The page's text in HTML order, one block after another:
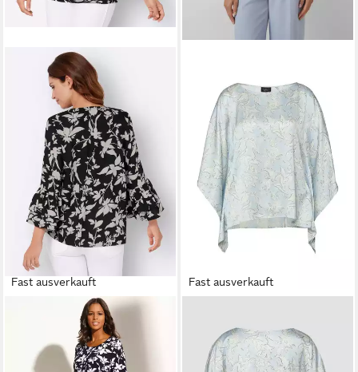
Fast ausverkauft
Klassische Bluse Bluse
ab 39,99 €
Fast ausverkauft
Bluse Fließende Poncho-Bluse
55,99 €
UVP69,99 €